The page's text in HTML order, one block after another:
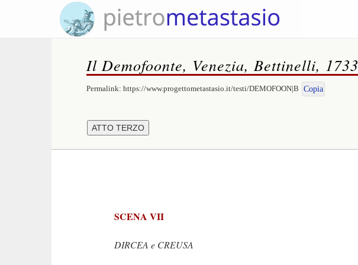
Il Demofoonte, Venezia, Bettinelli, 1733
Permalink: https://www.progettometastasio.it/testi/DEMOFOON|B Copia
SCENA VII
DIRCEA e CREUSA